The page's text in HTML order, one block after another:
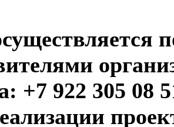
+7 922 305 08